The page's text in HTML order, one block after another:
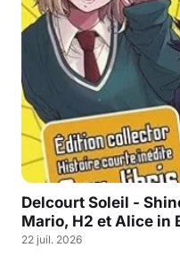
Delcourt Soleil -
Mario, H2 et Alice in
22 juil. 2026